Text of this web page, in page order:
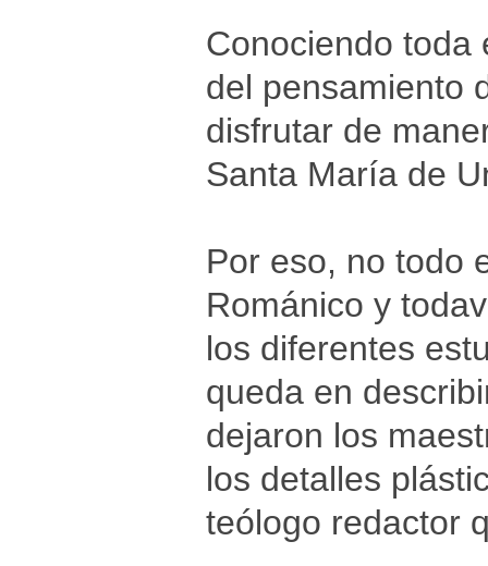
Conociendo toda
del pensamiento
disfrutar de
Santa María de
Por eso, no todo
Románico y
los diferentes
queda en
dejaron los
los detalles
teólogo redactor